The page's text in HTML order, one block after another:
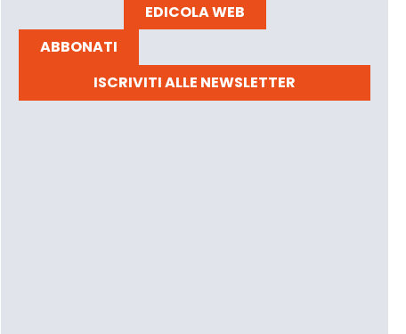
EDICOLA WEB
ABBONATI
ISCRIVITI ALLE NEWSLETTER